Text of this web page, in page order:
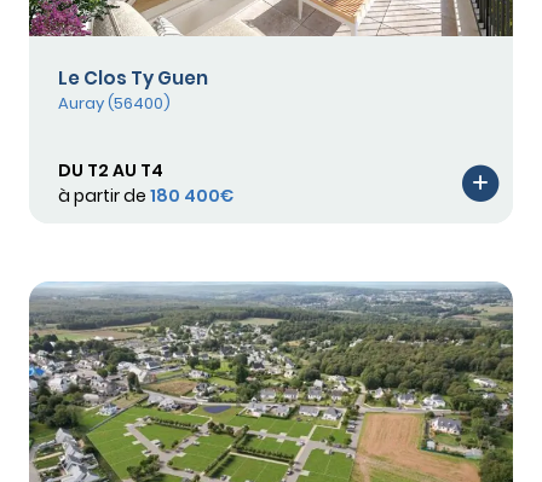
Le Clos Ty Guen
Auray (56400)
DU T2 AU T4
à partir de 180 400€